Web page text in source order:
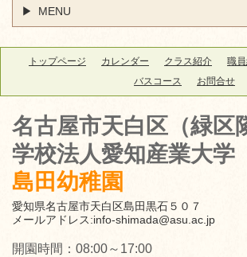
MENU
トップページ カレンダー クラス紹介 職
バスコース
お問合せ
名古屋市天白区（緑区
学校法人愛知産業大学
島田幼稚園
愛知県名古屋市天白区島田黒石５０７
メールアドレス:info-shimada@asu.ac.jp
開園時間：08:00～17:00